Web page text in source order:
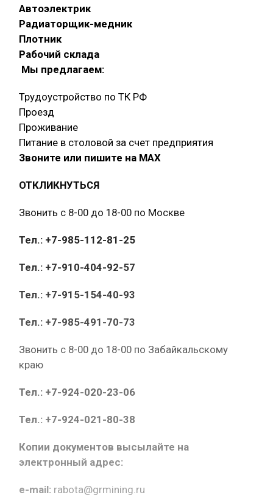
Автоэлектрик
Радиаторщик-медник
Плотник
Рабочий склада
Мы предлагаем:
Трудоустройство по ТК РФ
Проезд
Проживание
Питание в столовой за счет предприятия
Звоните или пишите на МАХ
ОТКЛИКНУТЬСЯ
Звонить с 8-00 до 18-00 по Москве
Тел.: +7-985-112-81-25
Тел.: +7-910-404-92-57
Тел.: +7-915-154-40-93
Тел.: +7-985-491-70-73
Звонить с 8-00 до 18-00 по Забайкальскому
краю
Тел.: +7-924-020-23-06
Тел.: +7-924-021-80-38
Копии документов высылайте на
электронный адрес:
e-mail: rabota@grmining.ru